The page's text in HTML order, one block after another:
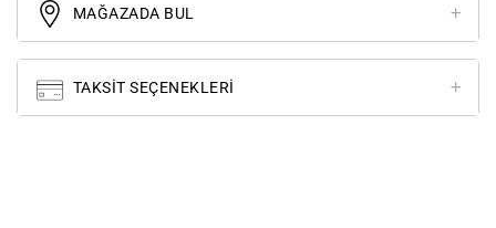
MAĞAZADA BUL
TAKSIT SEÇENEKLERI